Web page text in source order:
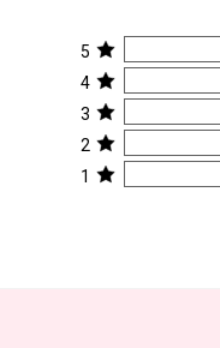
5
4
3
2
1